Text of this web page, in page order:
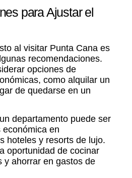
para Ajustar el
al visitar Punta Cana es
recomendaciones.
opciones de
como alquilar un
de quedarse en un
departamento puede ser
económica en
hoteles y resorts de lujo.
oportunidad de cocinar
y ahorrar en gastos de